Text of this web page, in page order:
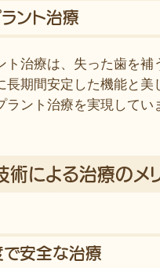
ント治療
ト治療は、失った歯を補
長期間安定した機能と
ラント治療を実現してい
術による治療のメ
で安全な治療